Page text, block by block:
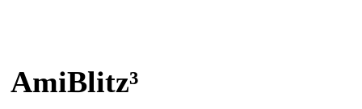
AmiBlitz³